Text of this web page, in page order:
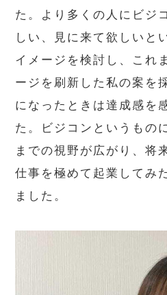
た。より多くの人にビジ
しい、見に来て欲しいと
イメージを検討し、これ
ージを刷新した私の案を
になったときは達成感を
た。ビジコンというもの
までの視野が広がり、将
仕事を極めて起業してみ
ました。